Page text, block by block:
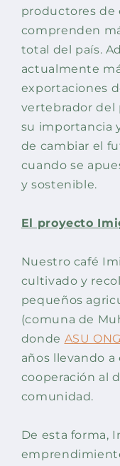
productores de
comprenden
total del país.
actualmente
exportaciones
vertebrador del
su importancia
de cambiar el
cuando se
y sostenible.
El proyecto
Nuestro café
cultivado y
pequeños
(comuna de
donde ASU ONG
años llevando
cooperación al
comunidad.
De esta forma,